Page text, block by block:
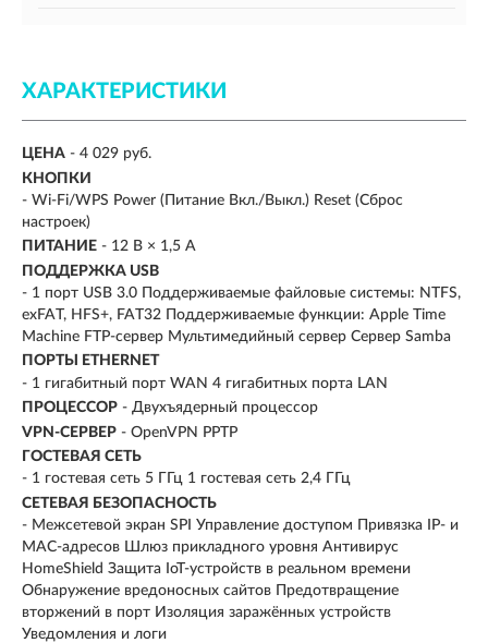
ХАРАКТЕРИСТИКИ
ЦЕНА - 4 029 руб.
КНОПКИ
- Wi-Fi/WPS Power (Питание Вкл./Выкл.) Reset (Сброс
настроек)
ПИТАНИЕ - 12 В × 1,5 А
ПОДДЕРЖКА USB
- 1 порт USB 3.0 Поддерживаемые файловые системы: NTFS,
exFAT, HFS+, FAT32 Поддерживаемые функции: Apple Time
Machine FTP-сервер Мультимедийный сервер Сервер Samba
ПОРТЫ ETHERNET
- 1 гигабитный порт WAN 4 гигабитных порта LAN
ПРОЦЕССОР - Двухъядерный процессор
VPN-СЕРВЕР - OpenVPN PPTP
ГОСТЕВАЯ СЕТЬ
- 1 гостевая сеть 5 ГГц 1 гостевая сеть 2,4 ГГц
СЕТЕВАЯ БЕЗОПАСНОСТЬ
- Межсетевой экран SPI Управление доступом Привязка IP- и
MAC-адресов Шлюз прикладного уровня Антивирус
HomeShield Защита IoT-устройств в реальном времени
Обнаружение вредоносных сайтов Предотвращение
вторжений в порт Изоляция заражённых устройств
Уведомления и логи